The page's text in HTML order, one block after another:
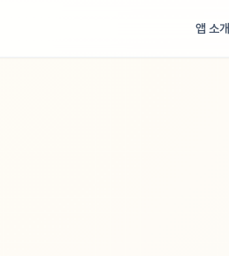
앱 소개